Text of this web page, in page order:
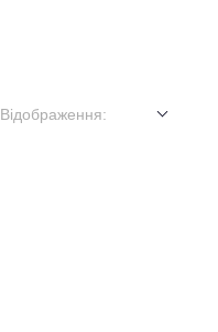
Відображення: